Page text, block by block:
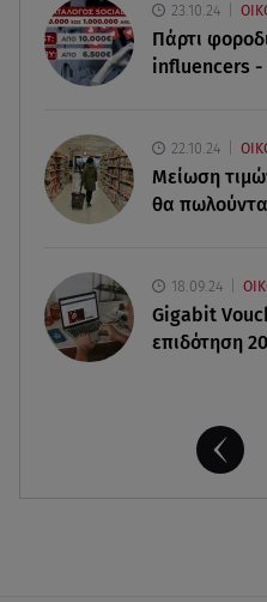
09.08.26 , 12:20
Hyundai και Healthy
θαλάσσια απορρίμματα
Οι ερωτικές προβλέψεις
10/08/2026 - 16/08/
23.10.24
Πάρτι
influencers -
22.10.24
Μείωση
θα
18.09.24
Gigabit
επιδότηση